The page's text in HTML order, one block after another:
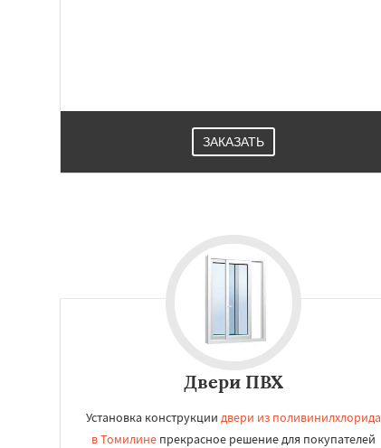
ЗАКАЗАТЬ
Двери ПВХ
Установка конструкции двери из поливинилхлорида
в Томилине прекрасное решение для покупателей